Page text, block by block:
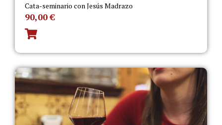
Cata-seminario con Jesús Madrazo
90,00€